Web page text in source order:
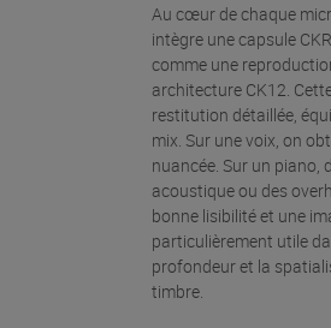
Au cœur de chaque
intègre une capsule
comme une
architecture CK12.
restitution détaillée,
mix. Sur une voix, on
nuancée. Sur un piano,
acoustique ou des
bonne lisibilité et une
particulièrement utile
profondeur et la
timbre.